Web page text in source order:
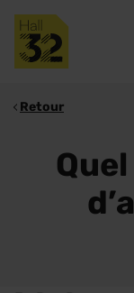
Retour